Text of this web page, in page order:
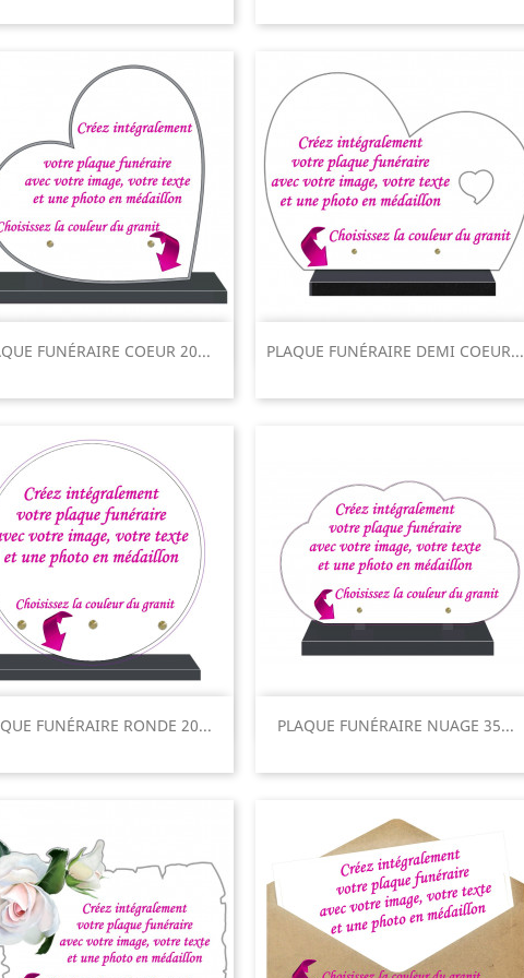
FUNÉRAIRE COEUR 20...
Aperçu rapide PLAQUE FUNÉRAIRE DEMI COEUR...
Aperçu rapide
FUNÉRAIRE RONDE 20...
Aperçu rapide PLAQUE FUNÉRAIRE NUAGE 35...
Aperçu rapide